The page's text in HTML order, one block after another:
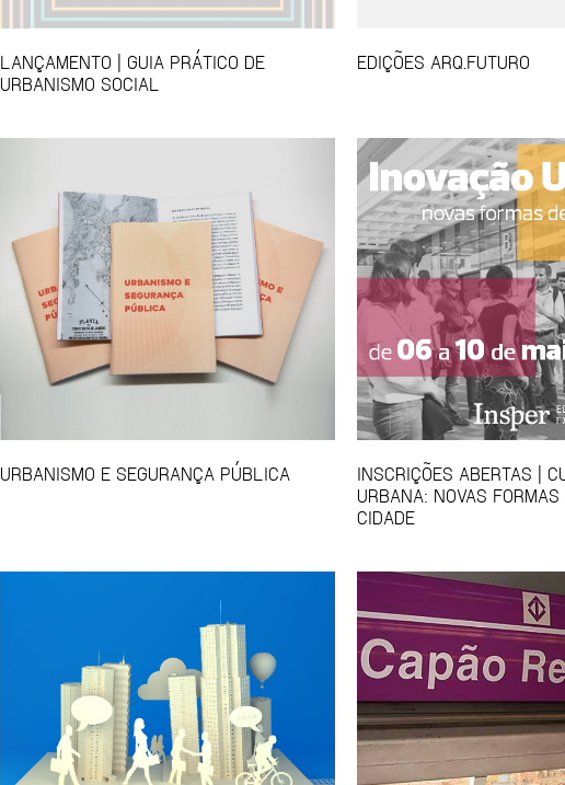
LANÇAMENTO | GUIA PRÁTICO DE
URBANISMO SOCIAL
EDIÇÕES ARQ.FUTURO
URBANISMO E SEGURANÇA PÚBLICA
INSCRIÇÕES ABERTAS |
URBANA: NOVAS FORMAS
CIDADE